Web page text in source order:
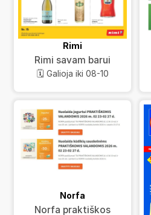
Rimi
Rimi savam barui
🗓️ Galioja iki 08-10
Norfa
Norfa praktiškos